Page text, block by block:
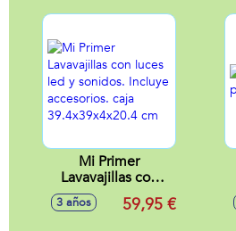
Mi Primer
Lavavajillas con
luces led y sonidos.
Incluye accesorios.
3 años 59,95 €